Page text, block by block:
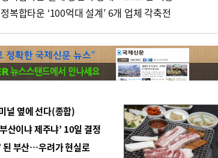
복합타운 ‘100억대 설계’ 6개 업체 각축전
널 옆에 선다(종합)
산이냐 제주냐’ 10일 결정
된 부산…우려가 현실로